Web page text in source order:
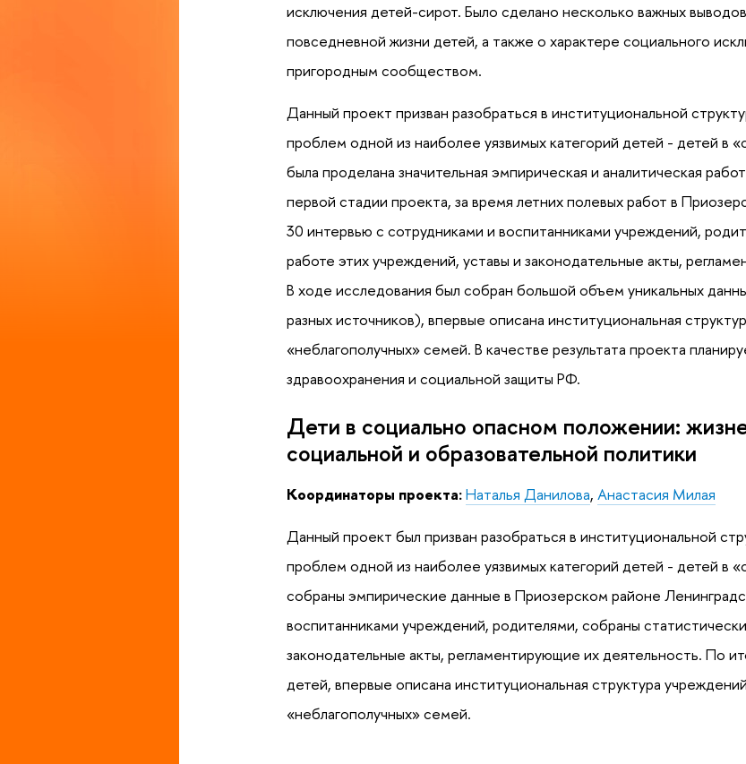
исключения детей-сирот. Было сделано несколько важных
повседневной жизни детей, а также о характере социального
пригородным сообществом.
Данный проект призван разобраться в институциональной
проблем одной из наиболее уязвимых категорий детей - детей в
была проделана значительная эмпирическая и аналитическая
первой стадии проекта, за время летних полевых работ в
30 интервью с сотрудниками и воспитанниками учреждений,
работе этих учреждений, уставы и законодательные акты,
В ходе исследования был собран большой объем уникальных
разных источников), впервые описана институциональная
«неблагополучных» семей. В качестве результата проекта
здравоохранения и социальной защиты РФ.
Дети в социально опасном положении:
социальной и образовательной политики
Координаторы проекта:Наталья Данилова, Анастасия Милая
Данный проект был призван разобраться в институциональной
проблем одной из наиболее уязвимых категорий детей - детей
собраны эмпирические данные в Приозерском районе
воспитанниками учреждений, родителями, собраны
законодательные акты, регламентирующие их деятельность. По
детей, впервые описана институциональная структура
«неблагополучных» семей.